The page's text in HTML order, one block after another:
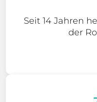
Seit 14 Jahren
der